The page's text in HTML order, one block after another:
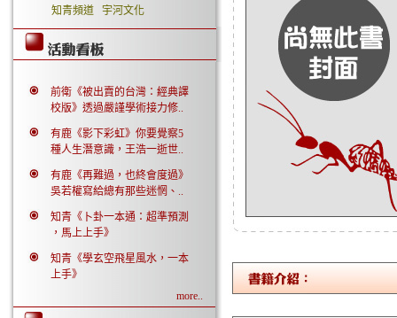
知青頻道 宇河文化
前衛《被出賣的台灣：經典譯
校版》透過嚴謹學術接力修..
有鹿《影下彩虹》你要覺察5
種人生潛意識，王浩一逝世..
有鹿《再難過，也終會度過》
吳若權寫給總有那些迷惘、..
知青《卜卦一本通：超準預測
，馬上上手》
知青《學玄空飛星風水，一本
上手》
more..